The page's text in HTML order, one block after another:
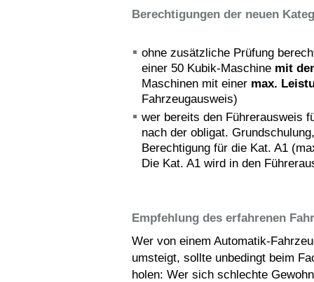
Berechtigungen der neuen
ohne zusätzliche Prüfung
einer 50 Kubik-Maschine mit
Maschinen mit einer max.
Fahrzeugausweis)
wer bereits den Führerausweis
nach der obligat.
Berechtigung für die Kat. A1
Die Kat. A1 wird in den
Empfehlung des erfahrenen
Wer von einem Automatik-
umsteigt, sollte unbedingt beim
holen: Wer sich schlechte